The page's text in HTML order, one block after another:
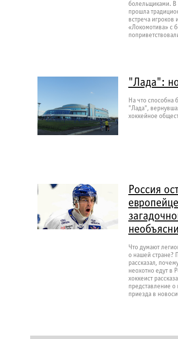
болельщиками.
прошла
встреча игроков
«Локомотива» с
"Лада":
На что способна
"Лада",
хоккейное
Россия
Что думают
о нашей стране?
рассказал,
неохотно едут в
хоккеист
представление о
приезда в